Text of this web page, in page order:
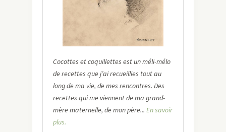
Cocottes et coquillettes est un méli-mélo
de recettes que j’ai recueillies tout au
long de ma vie, de mes rencontres. Des
recettes qui me viennent de ma grand-
mère maternelle, de mon père... En savoir
plus.